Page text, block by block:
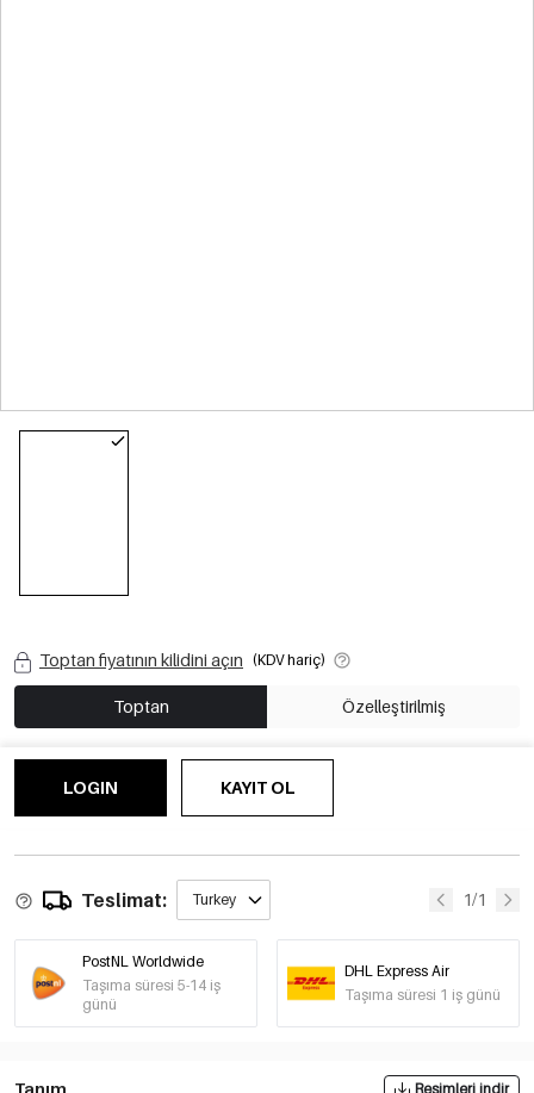
Toptan fiyatının kilidini açın (KDV hariç)
Toptan Özelleştirilmiş
LOGIN KAYIT OL
Teslimat: Turkey 1/1
PostNL Worldwide
Taşıma süresi 5-14 iş
günü
DHL Express Air
Taşıma süresi 1 iş günü
Tanım Resimleri indir